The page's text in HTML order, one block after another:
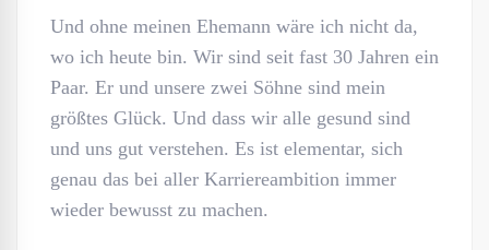
Und ohne meinen Ehemann wäre ich nicht da,
wo ich heute bin. Wir sind seit fast 30 Jahren ein
Paar. Er und unsere zwei Söhne sind mein
größtes Glück. Und dass wir alle gesund sind
und uns gut verstehen. Es ist elementar, sich
genau das bei aller Karriereambition immer
wieder bewusst zu machen.